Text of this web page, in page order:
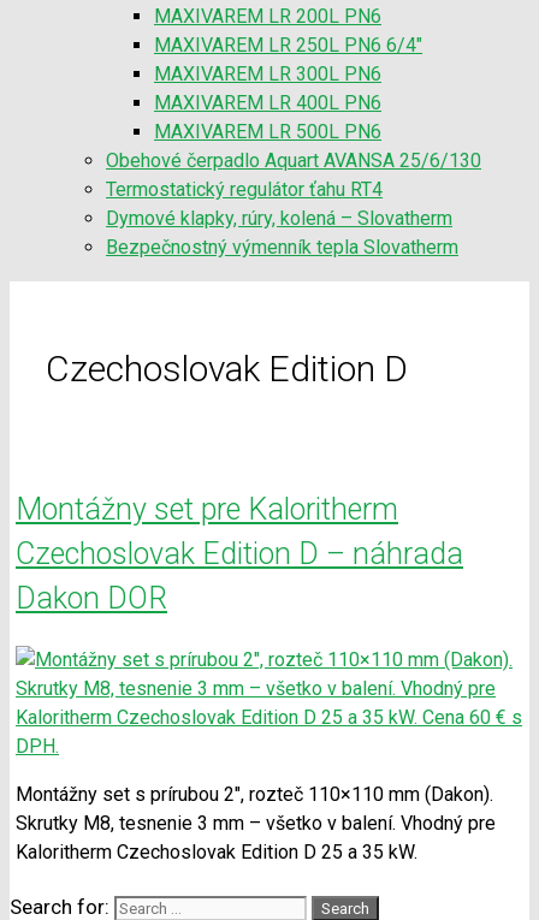
MAXIVAREM LR 200L PN6
MAXIVAREM LR 250L PN6 6/4″
MAXIVAREM LR 300L PN6
MAXIVAREM LR 400L PN6
MAXIVAREM LR 500L PN6
Obehové čerpadlo Aquart AVANSA 25/6/130
Termostatický regulátor ťahu RT4
Dymové klapky, rúry, kolená – Slovatherm
Bezpečnostný výmenník tepla Slovatherm
Czechoslovak Edition D
Montážny set pre Kaloritherm
Czechoslovak Edition D – náhrada
Dakon DOR
Montážny set s prírubou 2″, rozteč 110×110 mm (Dakon).
Skrutky M8, tesnenie 3 mm – všetko v balení. Vhodný pre
Kaloritherm Czechoslovak Edition D 25 a 35 kW.
Search for: